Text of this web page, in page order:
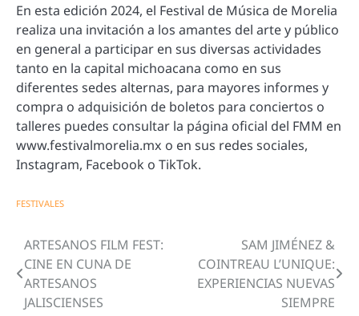
En esta edición 2024, el Festival de Música de Morelia
realiza una invitación a los amantes del arte y público
en general a participar en sus diversas actividades
tanto en la capital michoacana como en sus
diferentes sedes alternas, para mayores informes y
compra o adquisición de boletos para conciertos o
talleres puedes consultar la página oficial del FMM en
www.festivalmorelia.mx o en sus redes sociales,
Instagram, Facebook o TikTok.
FESTIVALES
Navegación
de
entradas
ARTESANOS FILM FEST:
CINE EN CUNA DE
ARTESANOS
JALISCIENSES
SAM JIMÉNEZ &
COINTREAU L’UNIQUE:
EXPERIENCIAS NUEVAS
SIEMPRE